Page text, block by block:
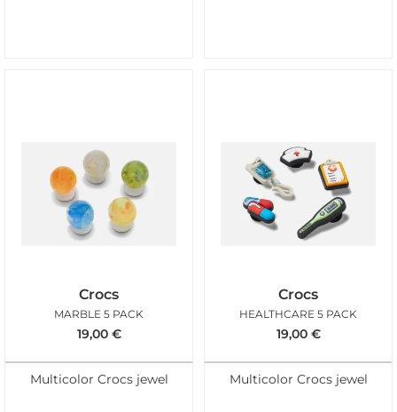
Crocs
MARBLE 5 PACK
19,00 €
Multicolor Crocs jewel
Crocs
HEALTHCARE 5 PACK
19,00 €
Multicolor Crocs jewel